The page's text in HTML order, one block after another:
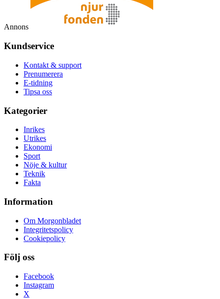
Annons
Kundservice
Kontakt & support
Prenumerera
E-tidning
Tipsa oss
Kategorier
Inrikes
Utrikes
Ekonomi
Sport
Nöje & kultur
Teknik
Fakta
Information
Om Morgonbladet
Integritetspolicy
Cookiepolicy
Följ oss
Facebook
Instagram
X